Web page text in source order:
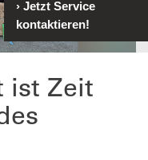
ist Zeit
› Jetzt Service
kontaktieren!